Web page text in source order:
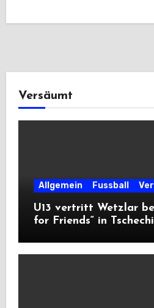
Versäumt
Allgemein Fussball
U13 vertritt Wetzlar
for Friends“ in